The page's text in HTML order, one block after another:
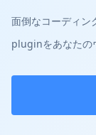
面倒なコーディ
pluginをあなたの